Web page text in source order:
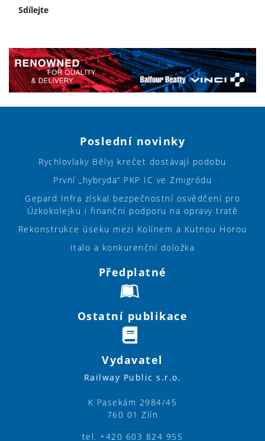
Sdílejte
Poslední novinky
Rychlovlaky Bělyj krečet dostávají podobu
První „hybryda“ PKP IC ve Żmigródu
Gepard Infra získal bezpečnostní osvědčení pro
Úzkokolejku i finanční podporu na opravy tratě
Rekonstrukce úseku mezi Kolínem a Kutnou Horou
Italo a konkurenční doložka
Předplatné
Ostatní publikace
Vydavatel
Railway Public s.r.o.
K Pasekám 2984/45
760 01 Zlín
tel. +420 603 824 955